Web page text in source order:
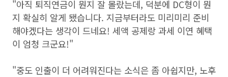
"아직 퇴직연금이 뭔지 잘 몰랐는데, 덕분에 DC형이 뭔
지 확실히 알게 됐습니다. 지금부터라도 미리미리 준비
해야겠다는 생각이 드네요! 세액 공제랑 과세 이연 혜택
이 엄청 크군요!"
"중도 인출이 더 어려워진다는 소식은 좀 아쉽지만, 노후